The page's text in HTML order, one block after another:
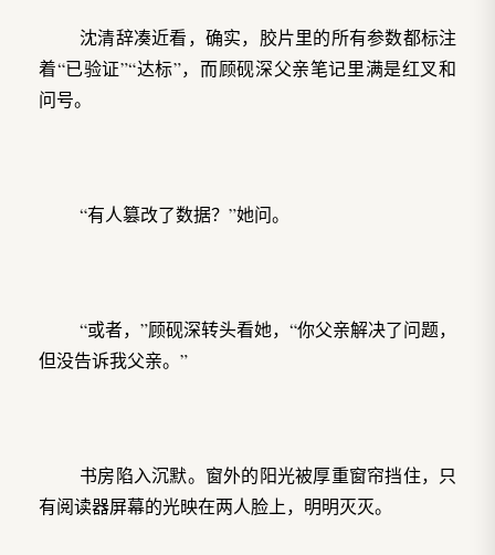
沈清辞凑近看，确实，胶片里的所有参数都标注
着“已验证”“达标”，而顾砚深父亲笔记里满是红叉和
问号。
“有人篡改了数据？”她问。
“或者，”顾砚深转头看她，“你父亲解决了问题，
但没告诉我父亲。”
书房陷入沉默。窗外的阳光被厚重窗帘挡住，只
有阅读器屏幕的光映在两人脸上，明明灭灭。